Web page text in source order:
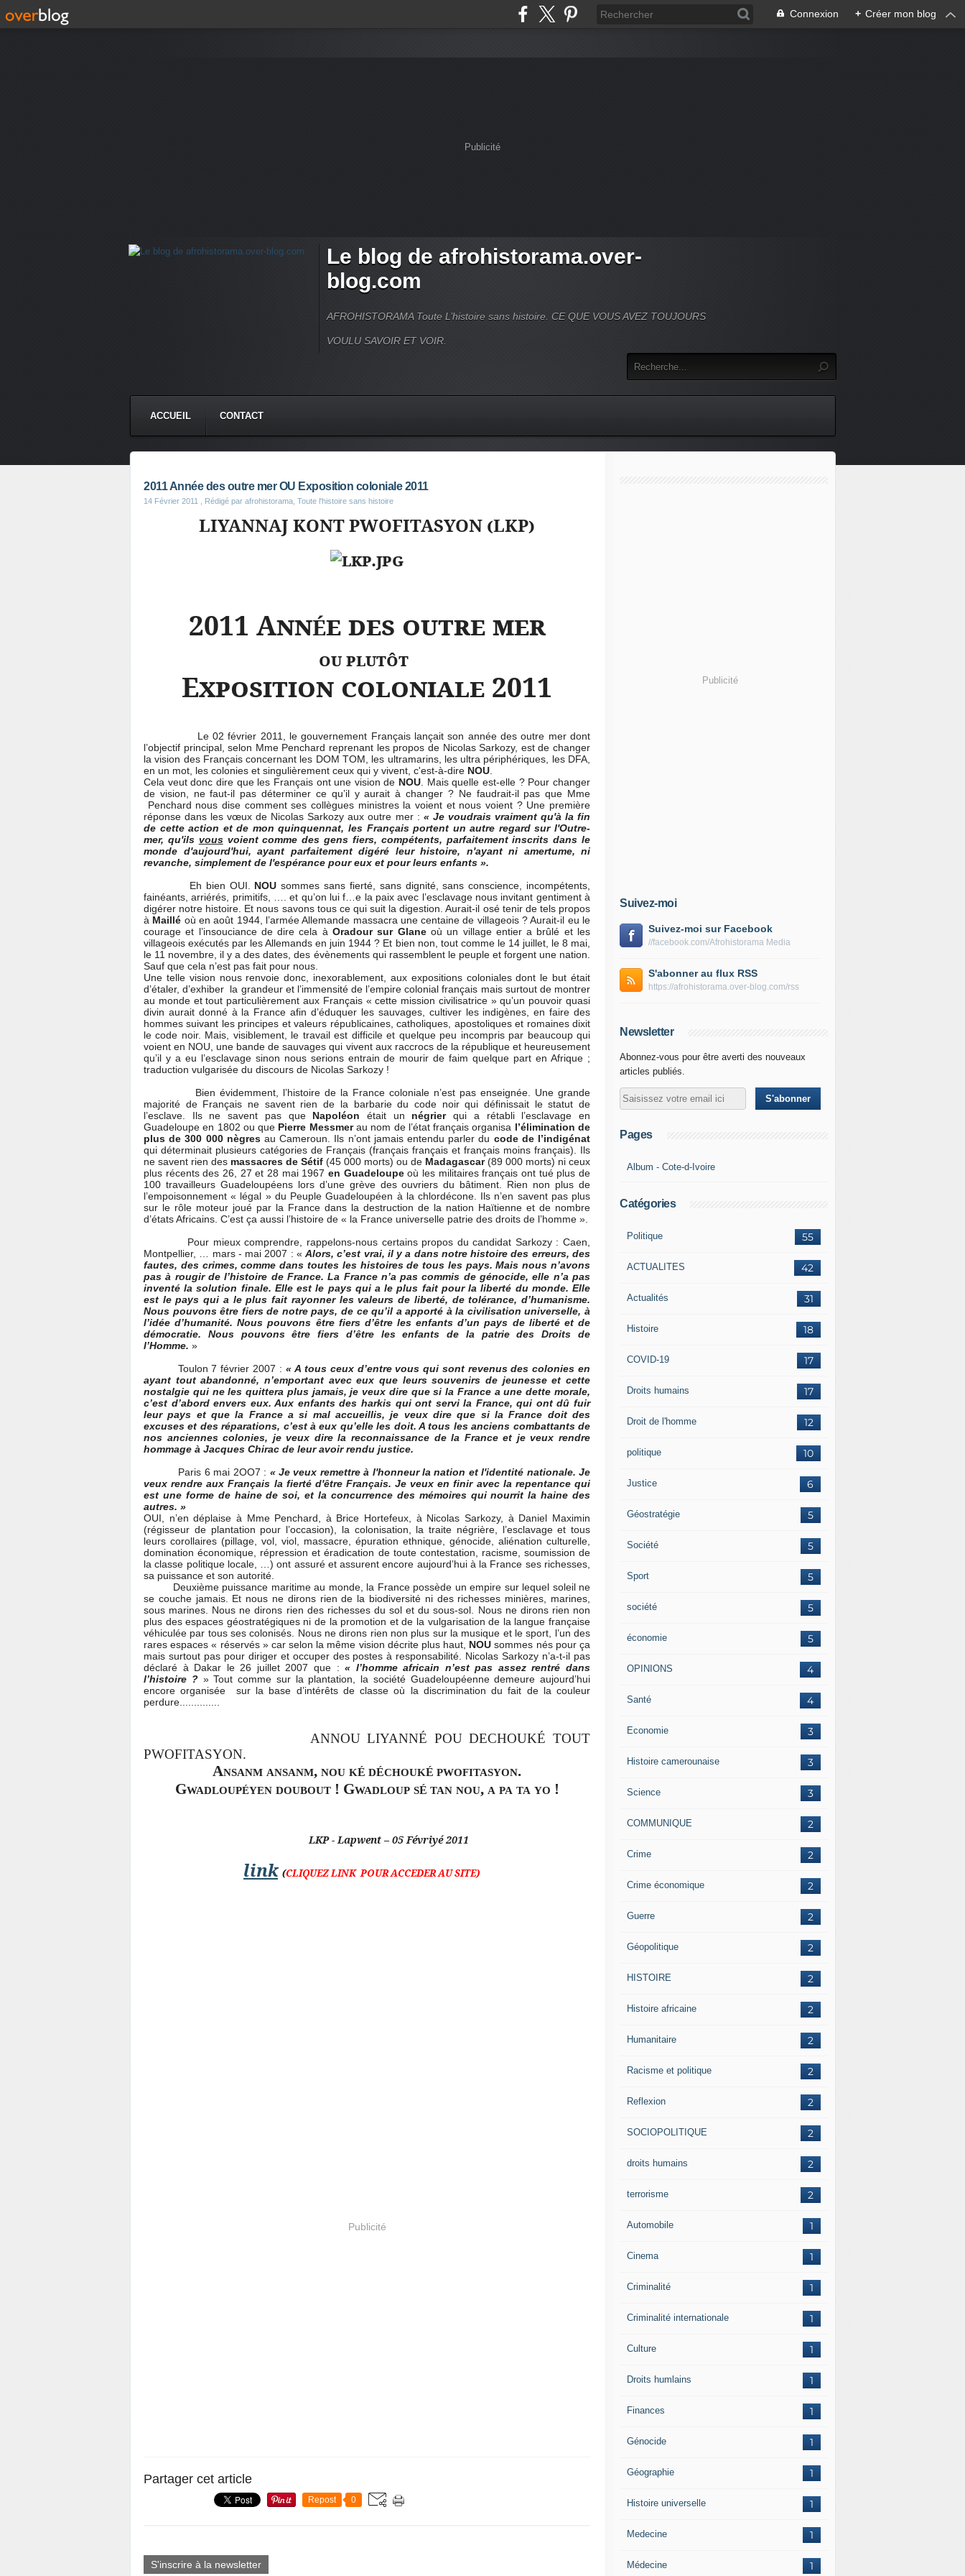
Connexion + Créer mon blog
Publicité
Le blog de afrohistorama.over-
blog.com
AFROHISTORAMA Toute L’histoire sans histoire. CE QUE VOUS AVEZ TOUJOURS
VOULU SAVOIR ET VOIR.
ACCUEIL CONTACT
2011 Année des outre mer OU Exposition coloniale 2011
14 Février 2011 , Rédigé par afrohistorama, Toute l'histoire sans histoire
LIYANNAJ KONT PWOFITASYON (LKP)
2011 AnnÉe des outre mer
ou plutôt
Exposition coloniale 2011
Le 02 février 2011, le gouvernement Français lançait son année des outre mer dont
l’objectif principal, selon Mme Penchard reprenant les propos de Nicolas Sarkozy, est de changer
la vision des Français concernant les DOM TOM, les ultramarins, les ultra périphériques, les DFA,
en un mot, les colonies et singulièrement ceux qui y vivent, c'est-à-dire NOU
Cela veut donc dire que les Français ont une vision de NOU . Mais quelle est-elle ? Pour changer
de vision, ne faut-il pas déterminer ce qu’il y aurait à changer ? Ne faudrait-il pas que Mme
Penchard nous dise comment ses collègues ministres la voient et nous voient ? Une première
réponse dans les vœux de Nicolas Sarkozy aux outre mer : « Je voudrais vraiment qu'à la fin
de cette action et de mon quinquennat, les Français portent un autre regard sur l'Outre-
mer, qu'ils vousvoient comme des gens fiers, compétents, parfaitement inscrits dans le
monde d'aujourd'hui, ayant parfaitement digéré leur histoire, n'ayant ni amertume, ni
revanche, simplement de l'espérance pour eux et pour leurs enfants ».
Eh bien OUI. NOU sommes sans fierté, sans dignité, sans conscience, incompétents,
fainéants, arriérés, primitifs, …. et qu’on lui f…e la paix avec l’esclavage nous invitant gentiment à
digérer notre histoire. Et nous savons tous ce qui suit la digestion. Aurait-il osé tenir de tels propos
à Maillé où en août 1944, l’armée Allemande massacra une centaine de villageois ? Aurait-il eu le
courage et l’insouciance de dire cela àOradour sur Glaneoù un village entier a brûlé et les
villageois exécutés par les Allemands en juin 1944 ? Et bien non, tout comme le 14 juillet, le 8 mai,
le 11 novembre, il y a des dates, des évènements qui rassemblent le peuple et forgent une nation.
Sauf que cela n’est pas fait pour nous.
Une telle vision nous renvoie donc, inexorablement, aux expositions coloniales dont le but était
d’étaler, d’exhiber la grandeur et l’immensité de l’empire colonial français mais surtout de montrer
au monde et tout particulièrement aux Français « cette mission civilisatrice » qu’un pouvoir quasi
divin aurait donné à la France afin d’éduquer les sauvages, cultiver les indigènes, en faire des
hommes suivant les principes et valeurs républicaines, catholiques, apostoliques et romaines dixit
le code noir. Mais, visiblement, le travail est difficile et quelque peu incompris par beaucoup qui
voient en NOU, une bande de sauvages qui vivent aux raccrocs de la république et heureusement
qu’il y a eu l’esclavage sinon nous serions entrain de mourir de faim quelque part en Afrique ;
traduction vulgarisée du discours de Nicolas Sarkozy !
Bien évidemment, l’histoire de la France coloniale n’est pas enseignée. Une grande
majorité de Français ne savent rien de la barbarie du code noir qui définissait le statut de
l’esclave. Ils ne savent pas que Napoléon était un négrierqui a rétabli l’esclavage en
Guadeloupe en 1802 ou que Pierre Messmerau nom de l’état français organisa l’élimination de
plus de 300 000 nègresau Cameroun. Ils n’ont jamais entendu parler du code de l’indigénat
qui déterminait plusieurs catégories de Français (français français et français moins français). Ils
ne savent rien des massacres de Sétif (45 000 morts) ou de Madagascar(89 000 morts) ni ceux
plus récents des 26, 27 et 28 mai 1967 en Guadeloupeoù les militaires français ont tué plus de
100 travailleurs Guadeloupéens lors d’une grève des ouvriers du bâtiment. Rien non plus de
l’empoisonnement « légal » du Peuple Guadeloupéen à la chlordécone. Ils n’en savent pas plus
sur le rôle moteur joué par la France dans la destruction de la nation Haïtienne et de nombre
d’états Africains. C’est ça aussi l’histoire de « la France universelle patrie des droits de l’homme ».
Pour mieux comprendre, rappelons-nous certains propos du candidat Sarkozy : Caen,
Montpellier, … mars - mai 2007 : «Alors, c’est vrai, il y a dans notre histoire des erreurs, des
fautes, des crimes, comme dans toutes les histoires de tous les pays. Mais nous n’avons
pas à rougir de l’histoire de France. La France n’a pas commis de génocide, elle n’a pas
inventé la solution finale. Elle est le pays qui a le plus fait pour la liberté du monde. Elle
est le pays qui a le plus fait rayonner les valeurs de liberté, de tolérance, d’humanisme.
Nous pouvons être fiers de notre pays, de ce qu’il a apporté à la civilisation universelle, à
l’idée d’humanité. Nous pouvons être fiers d’être les enfants d’un pays de liberté et de
démocratie. Nous pouvons être fiers d’être les enfants de la patrie des Droits de
l’Homme. »
Toulon 7 février 2007 : « A tous ceux d’entre vous qui sont revenus des colonies en
ayant tout abandonné, n’emportant avec eux que leurs souvenirs de jeunesse et cette
nostalgie qui ne les quittera plus jamais, je veux dire que si la France a une dette morale,
c’est d’abord envers eux. Aux enfants des harkis qui ont servi la France, qui ont dû fuir
leur pays et que la France a si mal accueillis, je veux dire que si la France doit des
excuses et des réparations, c’est à eux qu’elle les doit. A tous les anciens combattants de
nos anciennes colonies, je veux dire la reconnaissance de la France et je veux rendre
hommage à Jacques Chirac de leur avoir rendu justice.
Paris 6 mai 2OO7 : « Je veux remettre à l'honneur la nation et l'identité nationale. Je
veux rendre aux Français la fierté d'être Français. Je veux en finir avec la repentance qui
est une forme de haine de soi, et la concurrence des mémoires qui nourrit la haine des
autres. »
OUI, n’en déplaise à Mme Penchard, à Brice Hortefeux, à Nicolas Sarkozy, à Daniel Maximin
(régisseur de plantation pour l’occasion), la colonisation, la traite négrière, l’esclavage et tous
leurs corollaires (pillage, vol, viol, massacre, épuration ethnique, génocide, aliénation culturelle,
domination économique, répression et éradication de toute contestation, racisme, soumission de
la classe politique locale, …) ont assuré et assurent encore aujourd’hui à la France ses richesses,
sa puissance et son autorité.
Deuxième puissance maritime au monde, la France possède un empire sur lequel soleil ne
se couche jamais. Et nous ne dirons rien de la biodiversité ni des richesses minières, marines,
sous marines. Nous ne dirons rien des richesses du sol et du sous-sol. Nous ne dirons rien non
plus des espaces géostratégiques ni de la promotion et de la vulgarisation de la langue française
véhiculée par tous ses colonisés. Nous ne dirons rien non plus sur la musique et le sport, l’un des
rares espaces « réservés » car selon la même vision décrite plus haut, NOU sommes nés pour ça
mais surtout pas pour diriger et occuper des postes à responsabilité. Nicolas Sarkozy n’a-t-il pas
déclaré à Dakar le 26 juillet 2007 que :« l’homme africain n’est pas assez rentré dans
l’histoire ? » Tout comme sur la plantation, la société Guadeloupéenne demeure aujourd’hui
encore organisée
sur la base d’intérêts de classe où la discrimination du fait de la couleur
perdure..............
ANNOU LIYANNÉ POU DECHOUKÉ TOUT
PWOFITASYON.
Ansanm ansanm, nou kÉ dÉchoukÉ pwofitasyon.
Gwadloupéyen doubout ! Gwadloup sÉ tan nou, a pa ta yo !
LKP - Lapwent – 05 Févriyé 2011
link (CLIQUEZ LINK POUR ACCEDER AU SITE)
Publicité
Partager cet article
Repost 0
S'inscrire à la newsletter
Publicité
Suivez-moi
Suivez-moi sur Facebook
//facebook.com/Afrohistorama Media
S'abonner au flux RSS
https://afrohistorama.over-blog.com/rss
Newsletter
Abonnez-vous pour être averti des nouveaux
articles publiés.
Pages
Album - Cote-d-Ivoire
Catégories
55
Politique
42
ACTUALITES
31
Actualités
18
Histoire
17
COVID-19
17
Droits humains
12
Droit de l'homme
10
politique
6
Justice
5
Géostratégie
5
Société
5
Sport
5
société
5
économie
4
OPINIONS
4
Santé
3
Economie
3
Histoire camerounaise
3
Science
2
COMMUNIQUE
2
Crime
2
Crime économique
2
Guerre
2
Géopolitique
2
HISTOIRE
2
Histoire africaine
2
Humanitaire
2
Racisme et politique
2
Reflexion
2
SOCIOPOLITIQUE
2
droits humains
2
terrorisme
1
Automobile
1
Cinema
1
Criminalité
1
Criminalité internationale
1
Culture
1
Droits humlains
1
Finances
1
Génocide
1
Géographie
1
Histoire universelle
1
Medecine
1
Médecine